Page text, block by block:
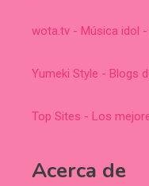
wota.tv - Música idol
Yumeki Style - Blogs
Top Sites - Los
Acerca de